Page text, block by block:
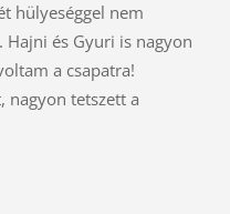
hülyeséggel nem
és Gyuri is nagyon
a csapatra!
nagyon tetszett a